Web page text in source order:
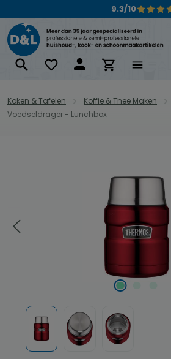
9.3/10
Koken & Tafelen
Koffie & Thee Maken
Voedseldrager - Lunchbox